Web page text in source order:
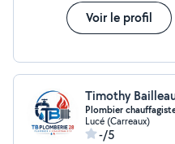
Voir le profil
Timothy
Plombier
Lucé (Carreaux)
-/5